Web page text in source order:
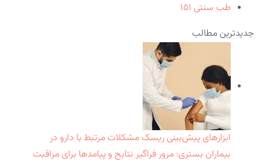
طب سنتی ۱۵۱
جدیدترین مطالب
ابزارهای پیش‌بینی ریسک مشکلات مرتبط با دارو در
بیماران بستری: مرور فراگیر نتایج و پیامدها برای مراقبت